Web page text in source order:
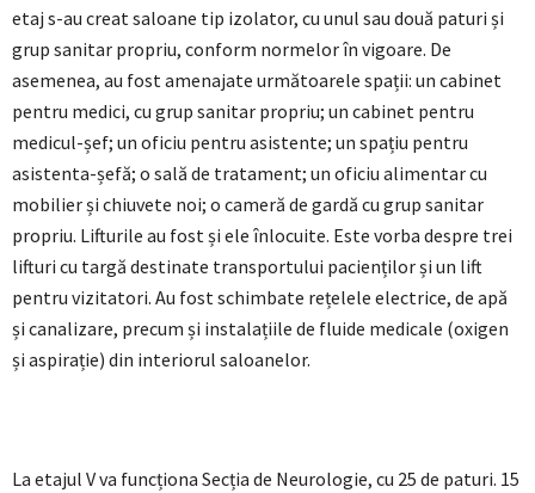
etaj s-au creat saloane tip izolator, cu unul sau două paturi și
grup sanitar propriu, conform normelor în vigoare. De
asemenea, au fost amenajate următoarele spații: un cabinet
pentru medici, cu grup sanitar propriu; un cabinet pentru
medicul-șef; un oficiu pentru asistente; un spațiu pentru
asistenta-șefă; o sală de tratament; un oficiu alimentar cu
mobilier și chiuvete noi; o cameră de gardă cu grup sanitar
propriu. Lifturile au fost și ele înlocuite. Este vorba despre trei
lifturi cu targă destinate transportului pacienților și un lift
pentru vizitatori. Au fost schimbate rețelele electrice, de apă
și canalizare, precum și instalațiile de fluide medicale (oxigen
și aspirație) din interiorul saloanelor.
La etajul V va funcționa Secția de Neurologie, cu 25 de paturi. 15